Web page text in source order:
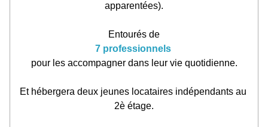
apparentées).
Entourés de
7 professionnels
pour les accompagner dans leur vie quotidienne.
Et hébergera deux jeunes locataires indépendants au
2è étage.